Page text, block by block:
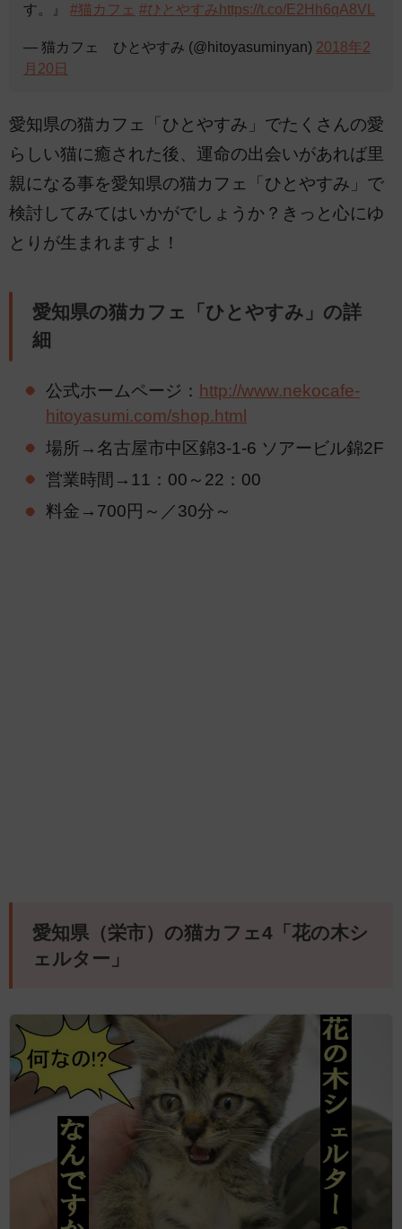
す。』 #猫カフェ #ひとやすみ https://t.co/E2Hh6qA8VL
— 猫カフェ ひとやすみ (@hitoyasuminyan) 2018年2
月20日
愛知県の猫カフェ「ひとやすみ」でたくさんの愛
らしい猫に癒された後、運命の出会いがあれば里
親になる事を愛知県の猫カフェ「ひとやすみ」で
検討してみてはいかがでしょうか？きっと心にゆ
とりが生まれますよ！
愛知県の猫カフェ「ひとやすみ」の詳
細
公式ホームページ： http://www.nekocafe-
hitoyasumi.com/shop.html
場所→名古屋市中区錦3-1-6 ソアービル錦2F
営業時間→11：00～22：00
料金→700円～／30分～
愛知県（栄市）の猫カフェ4「花の木シ
ェルター」